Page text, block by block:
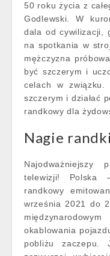
50 roku życia z
Godlewski. W
dala od cywilizacji,
na spotkania w
mężczyzna
być szczerym i
celach w
szczerym i działać
randkowy dla
Nagie
Najodważniejszy
telewizji! Polska
randkowy
września 2021 do
okablowania
pobliżu